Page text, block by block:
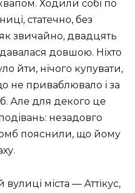
Ходили собі по
статечно, без
як звичайно, двадцять
довшою. Ніхто
йти, нічого купувати,
не приваблювало і за
Але для декого це
незадовго
пояснили, що йому
міста — Аттікус,